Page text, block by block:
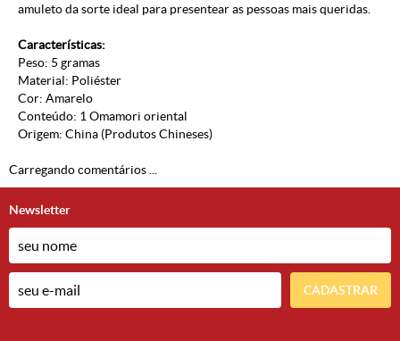
amuleto da sorte ideal para presentear as pessoas mais queridas.
Características:
Peso: 5 gramas
Material: Poliéster
Cor: Amarelo
Conteúdo: 1 Omamori oriental
Origem: China (Produtos Chineses)
Carregando comentários ...
Newsletter
CADASTRAR